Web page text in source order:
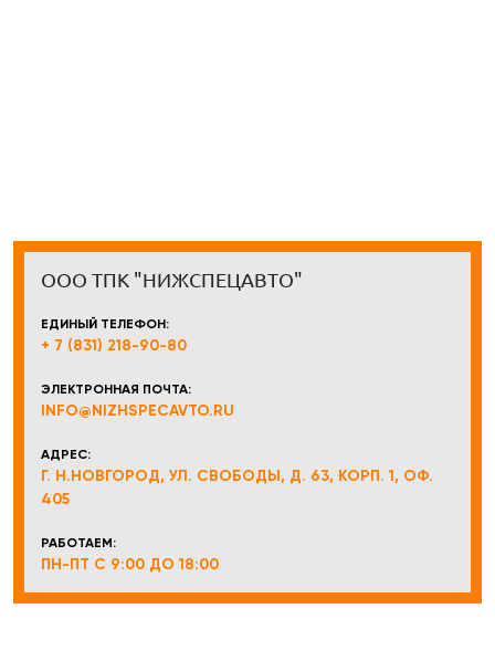
ООО ТПК "НИЖСПЕЦАВТО"
ЕДИНЫЙ ТЕЛЕФОН:
+ 7 (831) 218-90-80
ЭЛЕКТРОННАЯ ПОЧТА:
INFO@NIZHSPECAVTO.RU
АДРЕС:
Г. Н.НОВГОРОД, УЛ. СВОБОДЫ, Д. 63, КОРП. 1, ОФ.
405
РАБОТАЕМ:
ПН-ПТ С 9:00 ДО 18:00